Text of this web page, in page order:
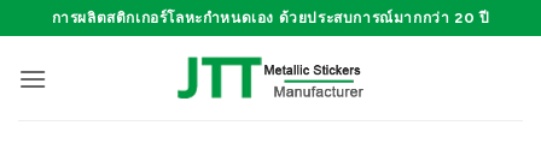
ไป
การผลิตสติกเกอร์โลหะกำหนดเอง ด้วยประสบการณ์มากกว่า 20 ปี